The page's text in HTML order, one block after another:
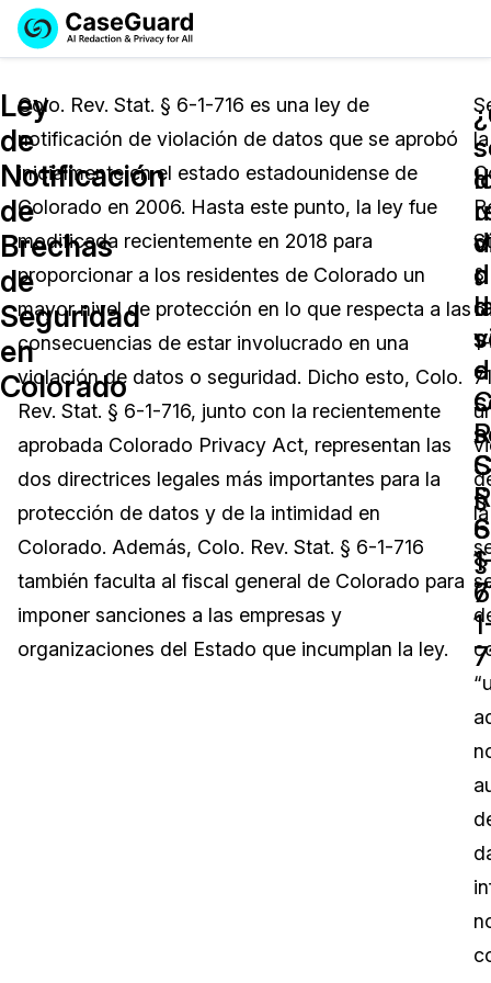
Licencia de CaseGuard Studio
Precios de Redacción a Pedido
Soluciones
Redacción de vídeos
Redacción de documentos
Redacción de audio
Redacción de imágenes
Transcripción y Traducción
Industrias
Cuerpos Policiales
Transportación
Educación
El Gobierno
Sector Jurídico
Servicios Financieros
Precios
Recursos
Artículos
Casos Practicos
Centro de Ayuda
Videoteca
Recomendaciones
Eventos
Demo
English
Español
Ley
de
Notificación
de
Brechas
de
Seguridad
en
Colorado
Colo. Rev. Stat. § 6-1-716 es una ley de
notificación de violación de datos que se aprobó
inicialmente en el estado estadounidense de
Colorado en 2006. Hasta este punto, la ley fue
modificada recientemente en 2018 para
proporcionar a los residentes de Colorado un
mayor nivel de protección en lo que respecta a las
consecuencias de estar involucrado en una
violación de datos o seguridad. Dicho esto, Colo.
Rev. Stat. § 6-1-716, junto con la recientemente
aprobada Colorado Privacy Act, representan las
dos directrices legales más importantes para la
protección de datos y de la intimidad en
Colorado. Además, Colo. Rev. Stat. § 6-1-716
también faculta al fiscal general de Colorado para
imponer sanciones a las empresas y
organizaciones del Estado que incumplan la ley.
§
la
§
1-
la
§